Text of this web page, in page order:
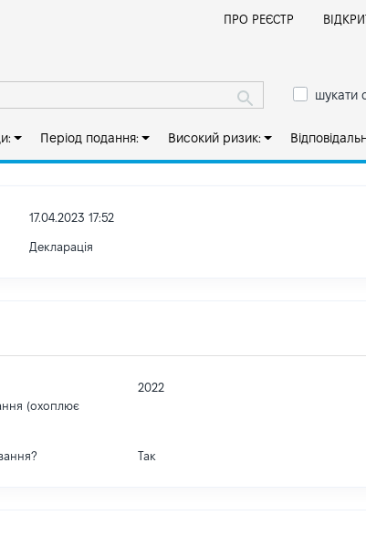
ПРО РЕЄСТР
шукати
Період подання: Високий ризик:
17.04.2023 17:52
Декларація
(охоплює
2022
Так